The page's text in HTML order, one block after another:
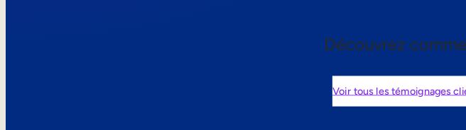
Découvrez
Voir tous les témoignages